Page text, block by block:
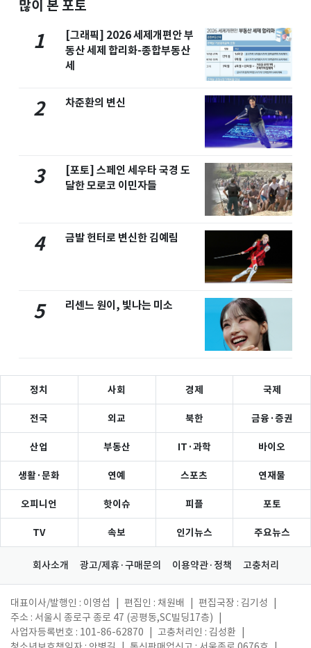
많이 본 포토
1
[그래픽] 2026 세제개편안 부
동산 세제 합리화-종합부동산
세
2 차준환의 변신
3
[포토] 스페인 세우타 국경 도
달한 모로코 이민자들
4 금발 헌터로 변신한 김예림
5 리센느 원이, 빛나는 미소
정치 사회 경제 국제
전국 외교 북한 금융·증권
산업 부동산 IT·과학 바이오
생활·문화 연예 스포츠 연재물
오피니언 핫이슈 피플 포토
TV 속보 인기뉴스 주요뉴스
회사소개 광고/제휴·구매문의 이용약관·정책 고충처리
대표이사/발행인 : 이영섭 편집인 : 채원배 편집국장 : 김기성
주소 : 서울시 종로구 종로 47 (공평동,SC빌딩17층)
사업자등록번호 : 101-86-62870
고충처리인 : 김성환